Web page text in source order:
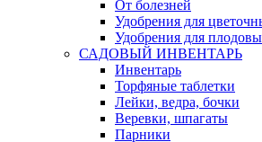
От болезней
Удобрения для
Удобрения для
САДОВЫЙ ИНВЕНТАРЬ
Инвентарь
Торфяные таблетки
Лейки, ведра, бочки
Веревки, шпагаты
Парники